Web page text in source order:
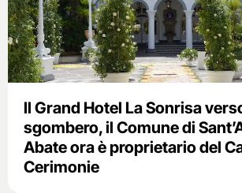
Il Grand Hotel La Sonrisa
sgombero, il Comune di
Abate ora è proprietario del
Cerimonie